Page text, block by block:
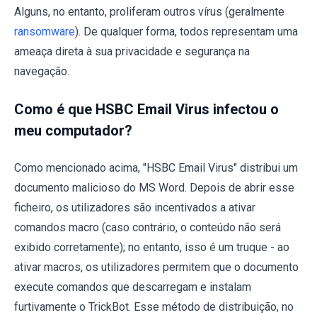
Alguns, no entanto, proliferam outros vírus (geralmente
ransomware). De qualquer forma, todos representam uma
ameaça direta à sua privacidade e segurança na
navegação.
Como é que HSBC Email Virus infectou o
meu computador?
Como mencionado acima, "HSBC Email Virus" distribui um
documento malicioso do MS Word. Depois de abrir esse
ficheiro, os utilizadores são incentivados a ativar
comandos macro (caso contrário, o conteúdo não será
exibido corretamente); no entanto, isso é um truque - ao
ativar macros, os utilizadores permitem que o documento
execute comandos que descarregam e instalam
furtivamente o TrickBot. Esse método de distribuição, no